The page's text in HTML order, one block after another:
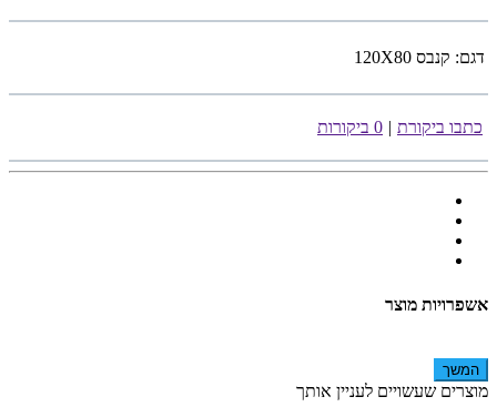
דגם: קנבס 120X80
כתבו ביקורת | 0 ביקורות
אשפרויות מוצר
המשך
מוצרים שעשויים לעניין אותך